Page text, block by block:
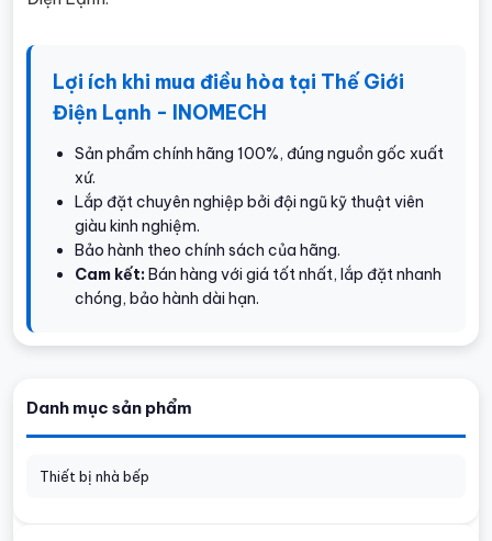
Danh mục sản phẩm
Thiết bị nhà bếp
Lợi ích khi mua điều hòa tại Thế Giới
Điện Lạnh - INOMECH
Sản phẩm chính hãng 100%, đúng nguồn gốc xuất
xứ.
Lắp đặt chuyên nghiệp bởi đội ngũ kỹ thuật viên
giàu kinh nghiệm.
Bảo hành theo chính sách của hãng.
Cam kết:Bán hàng với giá tốt nhất, lắp đặt nhanh
chóng, bảo hành dài hạn.